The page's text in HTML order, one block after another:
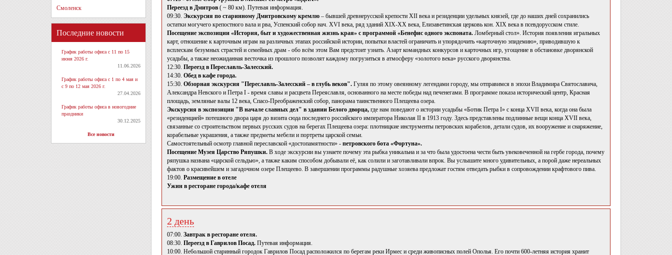
Смоленск
Последние новости
График работы офиса с 11 по 15
июня 2026 г.
11.06.2026
График работы офиса с 1 по 4 мая и
с 9 по 12 мая 2026 г.
27.04.2026
График работы офиса в новогодние
праздники
30.12.2025
Все новости
Переезд в Дмитров ( ~ 80 км). Путевая информация.
09:30. Экскурсия по старинному Дмитровскому кремлю – бывшей древнерусской крепости XII века и резиденции удельных князей, где до наших дней сохранились
остатки могучего крепостного вала и рва, Успенский собор нач. XVI века, ряд зданий XIX-XX века, Елизаветинская церковь кон. XIX века в псевдорусском стиле.
Посещение экспозиции «История, быт и художественная жизнь края» с программой «Бенефис одного экспоната. Ломберный стол». История появления игральных
карт, отношение к карточным играм на различных этапах российской истории, попытки властей ограничить и упорядочить «карточную эпидемию», приводившую к
всплескам безумных страстей и семейных драм - обо всём этом Вам предстоит узнать. Азарт командных конкурсов и карточных игр, угощение в обстановке дворянской
усадьбы, а также неожиданная весточка из прошлого позволят каждому погрузиться в атмосферу «золотого века» русского дворянства.
12:30. Переезд в Переславль-Залесский.
14:30. Обед в кафе города.
15:30. Обзорная экскурсия "Переславль-Залесский – в глубь веков". Гуляя по этому овеянному легендами городу, мы отправимся в эпохи Владимира Святославича,
Александра Невского и Петра I - время славы и расцвета Переяславля, основанного на месте победы над печенегами. В программе показа исторический центр, Красная
площадь, земляные валы 12 века, Спасо-Преображенский собор, панорама таинственного Плещеева озера.
Экскурсия в экспозиции "В начале славных дел" в здании Белого дворца, где нам поведают о истории усадьбы «Ботик Петра I» с конца XVII века, когда она была
«резиденцией» потешного двора царя до визита сюда последнего российского императора Николая II в 1913 году. Здесь представлены подлинные вещи конца XVII века,
связанные со строительством первых русских судов на берегах Плещеева озера: плотницкие инструменты петровских корабелов, детали судов, их вооружение и снаряжение,
корабельные украшения, а также предметы мебели и портреты царской семьи.
Самостоятельный осмотр главной переславской «достопамятности» - петровского бота «Фортуна».
Посещение Музея Царство Ряпушки. В ходе экскурсии вы узнаете почему эта рыбка уникальна и за что была удостоена чести быть увековеченной на гербе города, почему
ряпушка названа «царской сельдью», а также каким способом добывали её, как солили и заготавливали впрок. Вы услышите много удивительных, а порой даже нереальных
фактов о красивейшем и загадочном озере Плещеево. В завершении программы радушные хозяева предложат гостям отведать рыбки в сопровождении крафтового пива.
19:00. Размещение в отеле
Ужин в ресторане города/кафе отеля
2 день
07:00. Завтрак в ресторане отеля.
08:30. Переезд в Гаврилов Посад. Путевая информация.
10:00. Небольшой старинный городок Гаврилов Посад расположился по берегам реки Ирмес и среди живописных полей Ополья. Его почти 600-летняя история хранит